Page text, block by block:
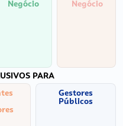
Negócio Negócio
PARA
Gestores
Públicos